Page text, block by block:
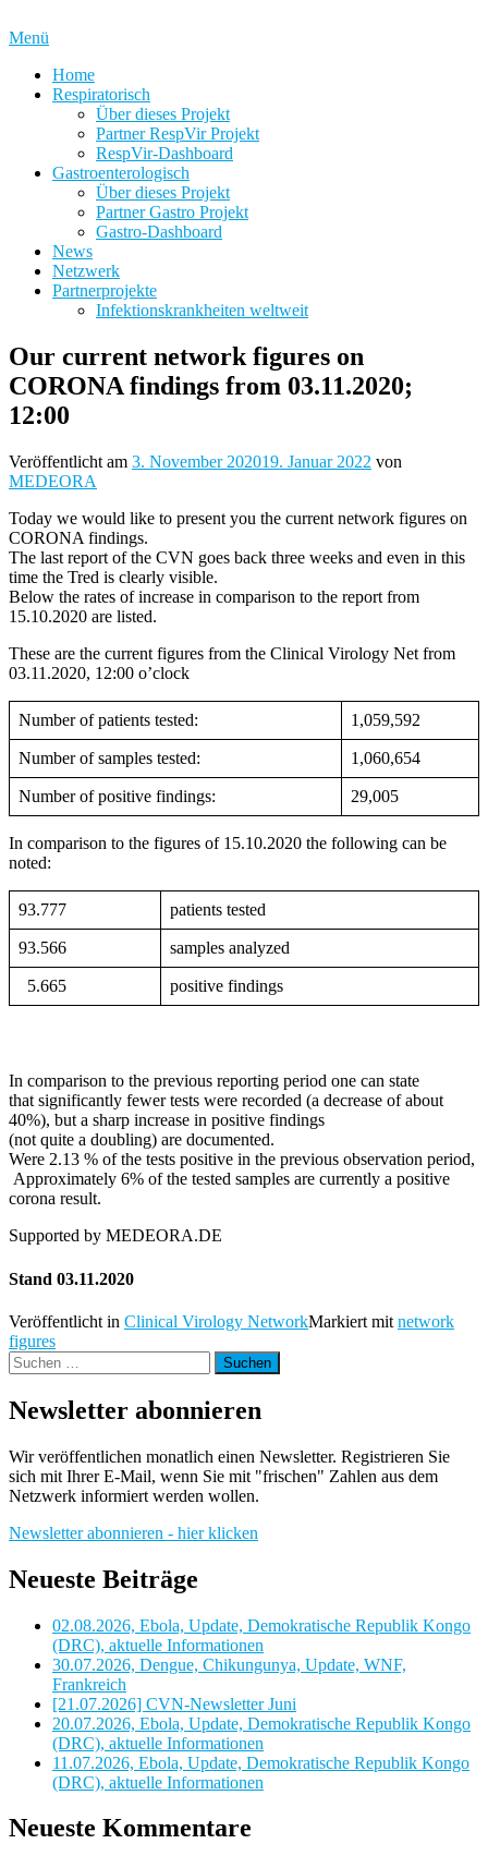
Inhalt
Menü
Home
Respiratorisch
Über dieses Projekt
Partner RespVir Projekt
RespVir-Dashboard
Gastroenterologisch
Über dieses Projekt
Partner Gastro Projekt
Gastro-Dashboard
News
Netzwerk
Partnerprojekte
Infektionskrankheiten weltweit
Our current network figures on
CORONA findings from 03.11.2020;
12:00
Veröffentlicht am 3. November 202019. Januar 2022 von
MEDEORA
Today we would like to present you the current network figures on
CORONA findings.
The last report of the CVN goes back three weeks and even in this
time the Tred is clearly visible.
Below the rates of increase in comparison to the report from
15.10.2020 are listed.
These are the current figures from the Clinical Virology Net from
03.11.2020, 12:00 o’clock
Number of patients tested: 1,059,592
Number of samples tested: 1,060,654
Number of positive findings: 29,005
In comparison to the figures of 15.10.2020 the following can be
noted:
93.777 patients tested
93.566 samples analyzed
5.665 positive findings
In comparison to the previous reporting period one can state
that significantly fewer tests were recorded (a decrease of about
40%), but a sharp increase in positive findings
(not quite a doubling) are documented.
Were 2.13 % of the tests positive in the previous observation period,
Approximately 6% of the tested samples are currently a positive
corona result.
Supported by MEDEORA.DE
Stand 03.11.2020
Veröffentlicht in Clinical Virology NetworkMarkiert mit network
figures
Suchen
nach:
Newsletter abonnieren
Wir veröffentlichen monatlich einen Newsletter. Registrieren Sie
sich mit Ihrer E-Mail, wenn Sie mit "frischen" Zahlen aus dem
Netzwerk informiert werden wollen.
Newsletter abonnieren - hier klicken
Neueste Beiträge
02.08.2026, Ebola, Update, Demokratische Republik Kongo
(DRC), aktuelle Informationen
30.07.2026, Dengue, Chikungunya, Update, WNF,
Frankreich
[21.07.2026] CVN-Newsletter Juni
20.07.2026, Ebola, Update, Demokratische Republik Kongo
(DRC), aktuelle Informationen
11.07.2026, Ebola, Update, Demokratische Republik Kongo
(DRC), aktuelle Informationen
Neueste Kommentare